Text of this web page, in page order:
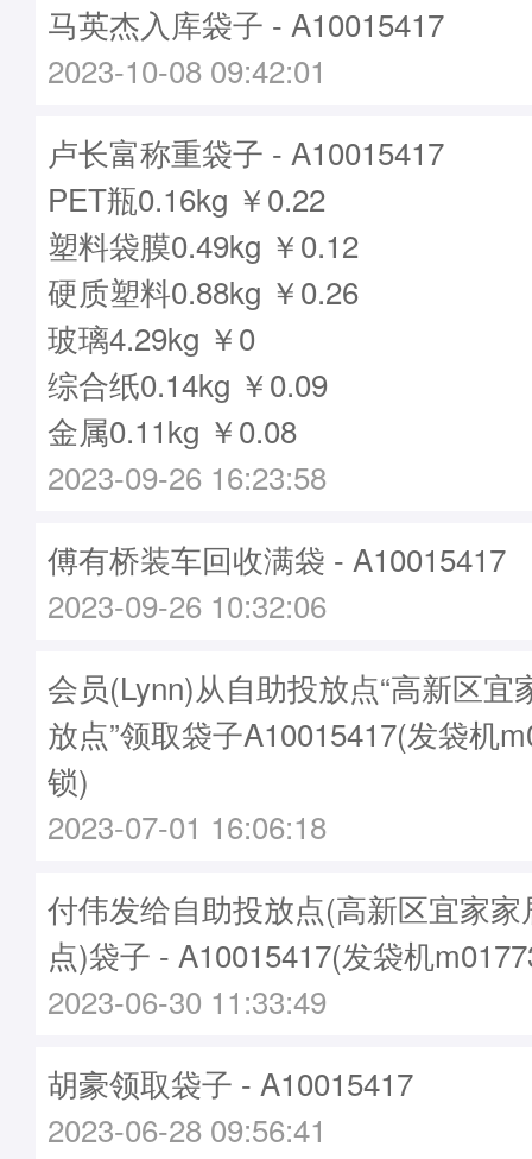
马英杰入库袋子 - A10015417
2023-10-08 09:42:01
卢长富称重袋子 - A10015417
PET瓶0.16kg ￥0.22
塑料袋膜0.49kg ￥0.12
硬质塑料0.88kg ￥0.26
玻璃4.29kg ￥0
综合纸0.14kg ￥0.09
金属0.11kg ￥0.08
2023-09-26 16:23:58
傅有桥装车回收满袋 - A10015417
2023-09-26 10:32:06
会员(Lynn)从自助投放点“高新区宜
放点”领取袋子A10015417(发袋机
锁)
2023-07-01 16:06:18
付伟发给自助投放点(高新区宜家
点)袋子 - A10015417(发袋机
2023-06-30 11:33:49
胡豪领取袋子 - A10015417
2023-06-28 09:56:41